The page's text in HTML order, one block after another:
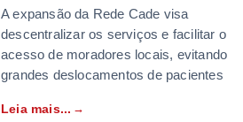
A expansão da Rede Cade visa
descentralizar os serviços e facilitar o
acesso de moradores locais, evitando
grandes deslocamentos de pacientes
Leia mais...